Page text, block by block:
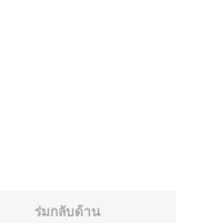
ร่มกลับด้าน